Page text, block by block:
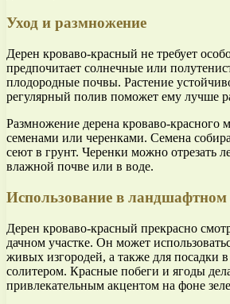
Уход и размножение
Дерен кроваво-красный не требует
предпочитает солнечные или
плодородные почвы. Растение
регулярный полив поможет ему лучше
Размножение дерена кроваво-красного
семенами или черенками. Семена
сеют в грунт. Черенки можно отрезать
влажной почве или в воде.
Использование в ландшафтном
Дерен кроваво-красный прекрасно
дачном участке. Он может
живых изгородей, а также для посадки
солитером. Красные побеги и ягоды
привлекательным акцентом на фоне